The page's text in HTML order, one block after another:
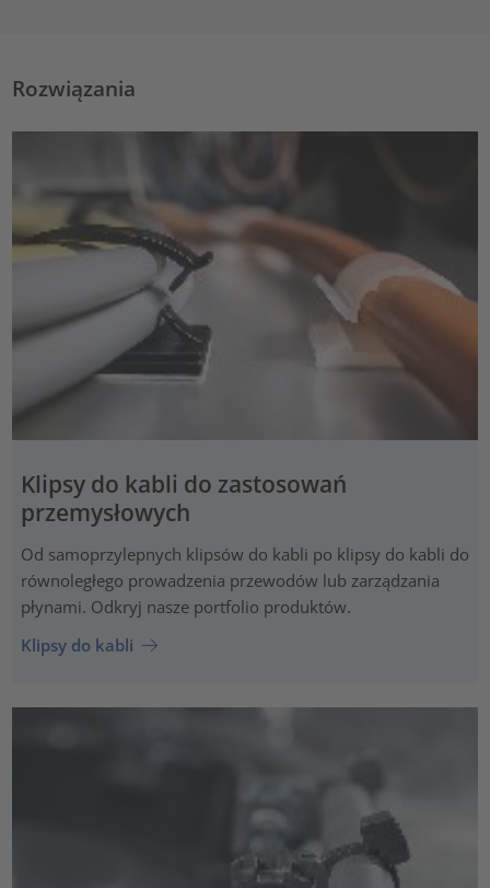
Rozwiązania
Klipsy do kabli do zastosowań
przemysłowych
Od samoprzylepnych klipsów do kabli po klipsy do kabli do
równoległego prowadzenia przewodów lub zarządzania
płynami. Odkryj nasze portfolio produktów.
Klipsy do kabli